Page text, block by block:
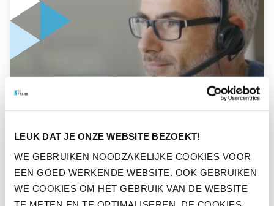
LEUK DAT JE ONZE WEBSITE BEZOEKT!
WE GEBRUIKEN NOODZAKELIJKE COOKIES VOOR
EEN GOED WERKENDE WEBSITE. OOK GEBRUIKEN
WE COOKIES OM HET GEBRUIK VAN DE WEBSITE
ONDANKS
PANDEMIEPERIKELEN ZIJN
NEDERLANDERS MET BAAN
OPMERKELIJK POSITIEF